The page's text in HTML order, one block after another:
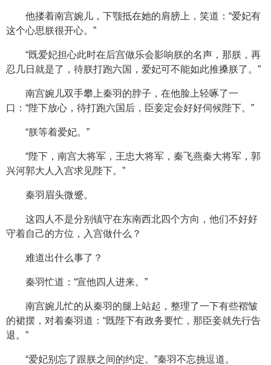
他搂着南宫婉儿，下颚抵在她的肩膀上，笑道：“爱妃有
这个心思朕很开心。”
“既爱妃担心此时在后宫做乐会影响朕的名声，那朕，再
忍几日就是了，待朕打跑六国，爱妃可不能如此推搡朕了。”
南宫婉儿双手攀上秦羽的脖子，在他脸上轻啄了一
口：“陛下放心，待打跑六国后，臣妾定会好好伺候陛下。”
“朕等着爱妃。”
“陛下，南宫大将军，王忠大将军，秦飞燕秦大将军，郭
兴河郭大人入宫求见陛下。”
秦羽眉头微蹙。
这四人不是分别镇守在东南西北四个方向，他们不好好
守着自己的方位，入宫做什么？
难道出什么事了？
秦羽忙道：“宣他四人进来。”
南宫婉儿忙的从秦羽的腿上站起，整理了一下有些褶皱
的裙摆，对着秦羽道：“既陛下有政务要忙，那臣妾就先行告
退。”
“爱妃别忘了跟朕之间的约定。”秦羽不忘挑逗道。